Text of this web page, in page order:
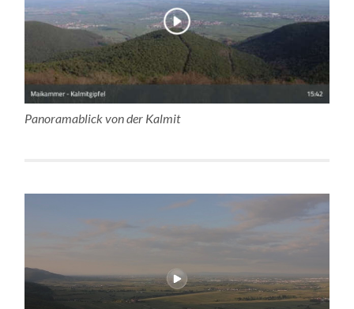
Panoramablick von der Kalmit